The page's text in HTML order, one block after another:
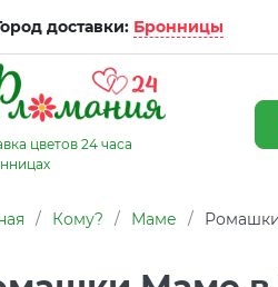
доставки: Бронницы
цветов 24 часа
/ Кому? / Маме /